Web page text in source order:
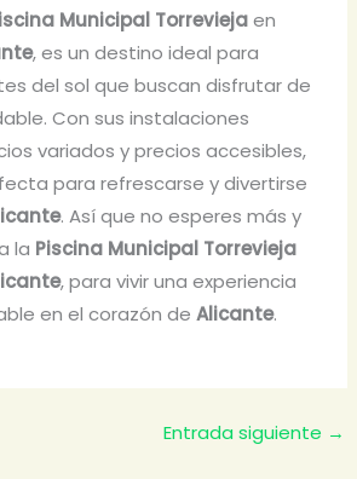
Municipal Torreviejaen
, es un destino ideal para
del sol que buscan disfrutar de
Con sus instalaciones
variados y precios accesibles,
para refrescarse y divertirse
. Así que no esperes más y
la Piscina Municipal Torrevieja
, para vivir una experiencia
en el corazón deAlicante.
Entrada siguiente →